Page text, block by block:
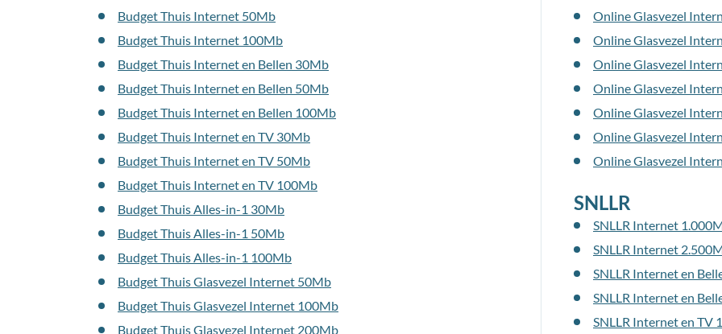
Budget Thuis Internet 50Mb
Budget Thuis Internet 100Mb
Budget Thuis Internet en Bellen 30Mb
Budget Thuis Internet en Bellen 50Mb
Budget Thuis Internet en Bellen 100Mb
Budget Thuis Internet en TV 30Mb
Budget Thuis Internet en TV 50Mb
Budget Thuis Internet en TV 100Mb
Budget Thuis Alles-in-1 30Mb
Budget Thuis Alles-in-1 50Mb
Budget Thuis Alles-in-1 100Mb
Budget Thuis Glasvezel Internet 50Mb
Budget Thuis Glasvezel Internet 100Mb
Budget Thuis Glasvezel Internet 200Mb
Online Glasvezel
Online Glasvezel
Online Glasvezel
Online Glasvezel
Online Glasvezel
Online Glasvezel
Online Glasvezel
SNLLR
SNLLR Internet
SNLLR Internet
SNLLR Internet en
SNLLR Internet en
SNLLR Internet en TV